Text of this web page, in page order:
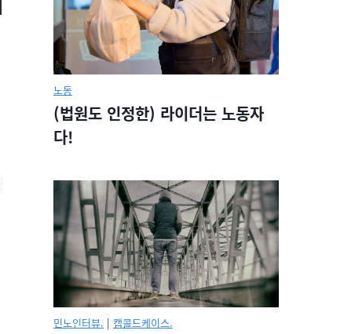
노동
(법원도 인정한) 라이더는 노동자
다!
민노인터뷰. | 캡콜드케이스.